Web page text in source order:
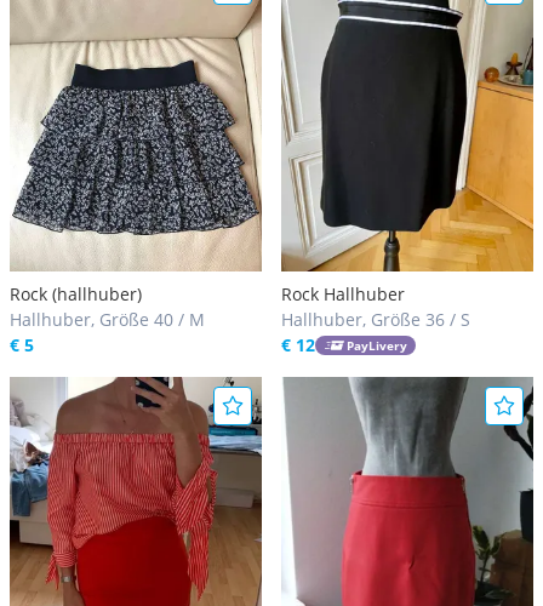
Rock (hallhuber)
Hallhuber, Größe 40 / M
€ 5
Rock Hallhuber
Hallhuber, Größe 36 / S
€ 12
PayLivery